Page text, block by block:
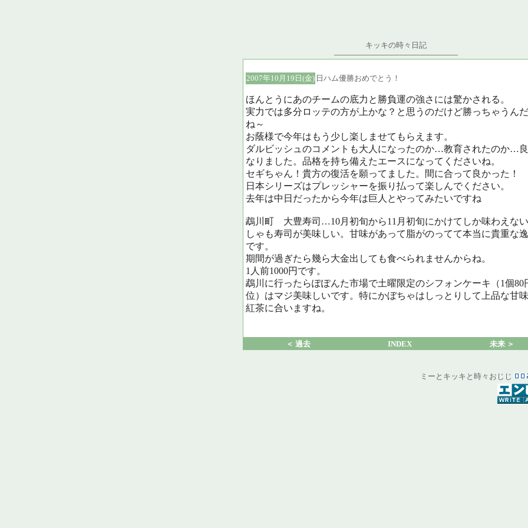
キッキの時々日記
2007年10月19日(金) 日ハム優勝おめでとう！
ほんとうにあのチームの底力と勝負運の強さには驚かされる。
実力では多分ロッテの方が上かな？と思うのだけど勝っちゃうん
ね～
お蔭様で今年はもう少し楽しませてもらえます。
ダルビッシュのコメントも大人になったのか…教育されたのか…
なりました。品格を持ち備えたエースになってくださいね。
セギちゃん！貴方の復活を願ってました。間に合って良かった！
日本シリーズはプレッシャーを振り払って楽しんでください。
去年は中日だったから今年は巨人とやってみたいですね
鵡川町 大豊寿司…10月初旬から11月初旬にかけてしか味わえな
しゃも寿司が美味しい。甘味があって脂がのってて本当に貴重な
です。
期間が過ぎたら幾ら大金出しても食べられませんからね。
1人前1000円です。
鵡川に行ったらぽぽんた市場で土曜限定のシフォンケーキ（1個80
位）はマジ美味しいです。特にかぼちゃはしっとりして上品な甘
紅茶に合いますね。
＜ 過去 INDEX 未来 ＞
ミーとキッキと時々おじじ